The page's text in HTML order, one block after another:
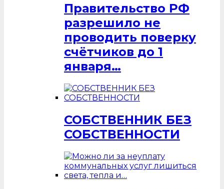
Правительство РФ
разрешило не
проводить поверку
счётчиков до 1
января…
СОБСТВЕННИК БЕЗ
СОБСТВЕННОСТИ